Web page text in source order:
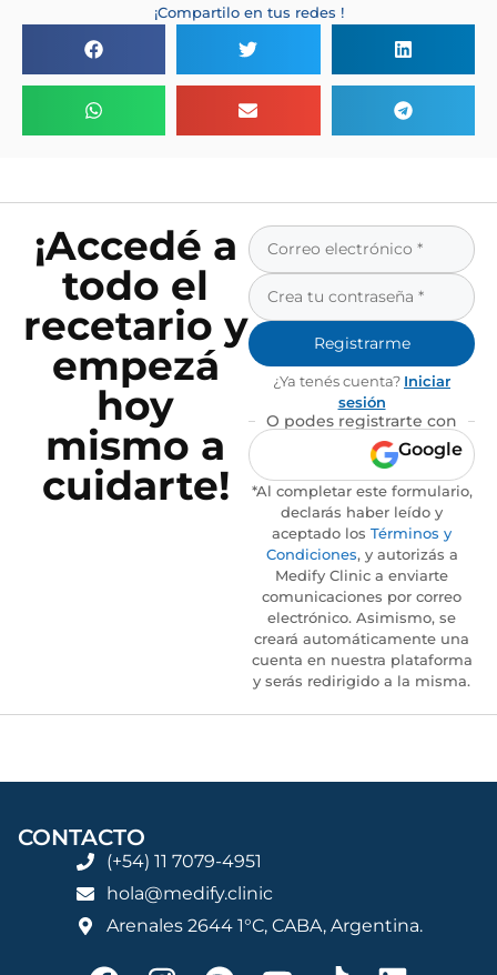
¡Compartilo en tus redes !
¡Accedé a
todo el
recetario y
empezá
hoy
mismo a
cuidarte!
Registrarme
¿Ya tenés cuenta? Iniciar
sesión
O podes registrarte con
Google
*Al completar este formulario,
declarás haber leído y
aceptado los Términos y
Condiciones, y autorizás a
Medify Clinic a enviarte
comunicaciones por correo
electrónico. Asimismo, se
creará automáticamente una
cuenta en nuestra plataforma
y serás redirigido a la misma.
CONTACTO
(+54) 11 7079-4951
hola@medify.clinic
Arenales 2644 1°C, CABA, Argentina.